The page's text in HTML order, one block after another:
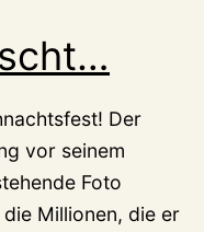
Der
vor seinem
Foto
Millionen, die er